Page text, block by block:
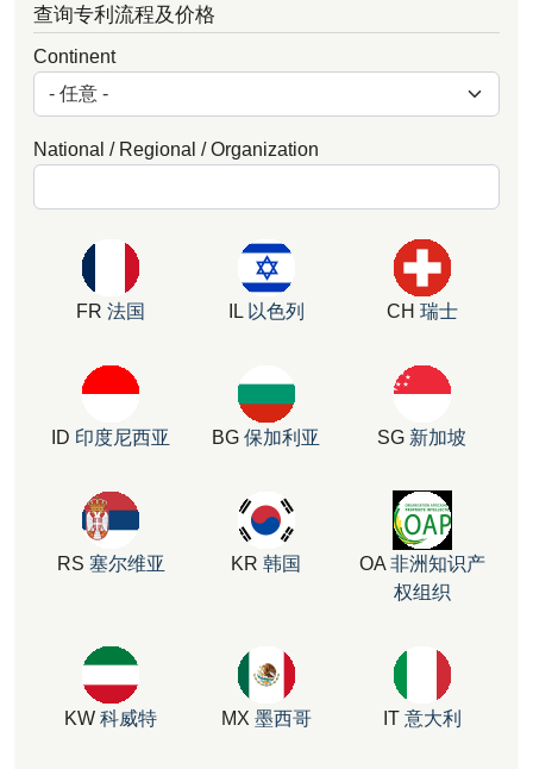
查询专利流程及价格
Continent
National / Regional / Organization
FR 法国 IL 以色列 CH 瑞士
ID 印度尼西亚 BG 保加利亚 SG 新加坡
RS 塞尔维亚 KR 韩国 OA 非洲知识产
权组织
KW 科威特 MX 墨西哥 IT 意大利